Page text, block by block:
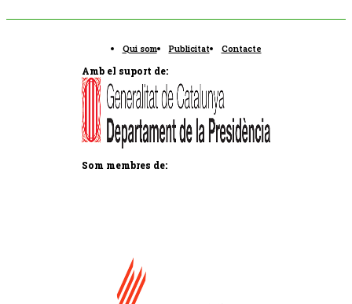
Qui som Publicitat Contacte
Amb el suport de:
Som membres de: